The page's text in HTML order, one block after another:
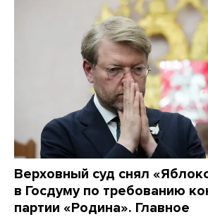
Верховный суд снял
в Госдуму по требованию
партии «Родина». Главное